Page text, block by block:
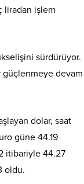
liradan işlem
sürdürüyor.
güçlenmeye devam
dolar, saat
güne 44.19
itibariyle 44.27
oldu.